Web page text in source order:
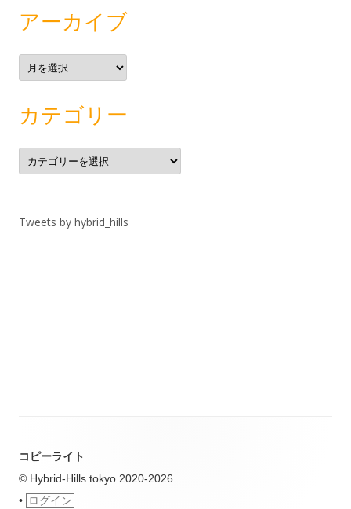
アーカイブ
ア
ー
カ
カテゴリー
カ
テ
ゴ
Tweets by hybrid_hills
コピーライト
© Hybrid-Hills.tokyo 2020-2026
• ログイン